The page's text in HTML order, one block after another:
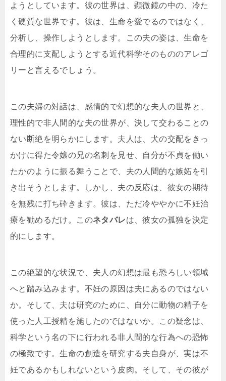
ようとしています。彼の世界は、顕微鏡の中の、冷た
く硬質な世界です。彼は、生命を愛でるのではなく、
分析し、操作しようとします。この夫の姿は、生命を
合理的に支配しようとする近代科学そのもののアレゴ
リーと言えるでしょう。
この夫婦の対話は、感情的で幻想的な夫人の世界と、
理性的で非人間的な夫の世界が、決して交わることの
ない断絶を明らかにします。夫人は、犬の交配をきっ
かけに得た令嬢の兄の名刺を見せ、自分が不貞を働い
たかのように振る舞うことで、夫の人間的な嫉妬を引
き出そうとします。しかし、夫の反応は、彼女の期待
を無残に打ち砕きます。彼は、ただ冷ややかに不妊治
療を勧めるだけ。このネタバレは、彼女の孤独を決定
的にします。
この絶望的な状況で、夫人の幻想は最も恐ろしい領域
へと踏み込みます。不妊の原因は夫にあるのではない
か。そして、夫は研究のために、自分に動物の精子を
使った人工授精を施したのではないか。この疑念は、
科学という名の下に行われる非人間的な行為への恐怖
の極致です。生命の創造を研究する夫自身が、実は不
妊であるかもしれないという皮肉。そして、その彼が